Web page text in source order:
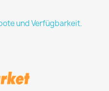
und Verfügbarkeit.